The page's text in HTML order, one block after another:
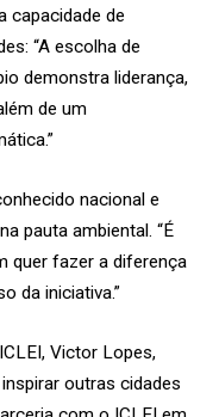
capacidade de
“A escolha de
demonstra liderança,
de um
nacional e
pauta ambiental. “É
quer fazer a diferença
da iniciativa.”
Victor Lopes,
outras cidades